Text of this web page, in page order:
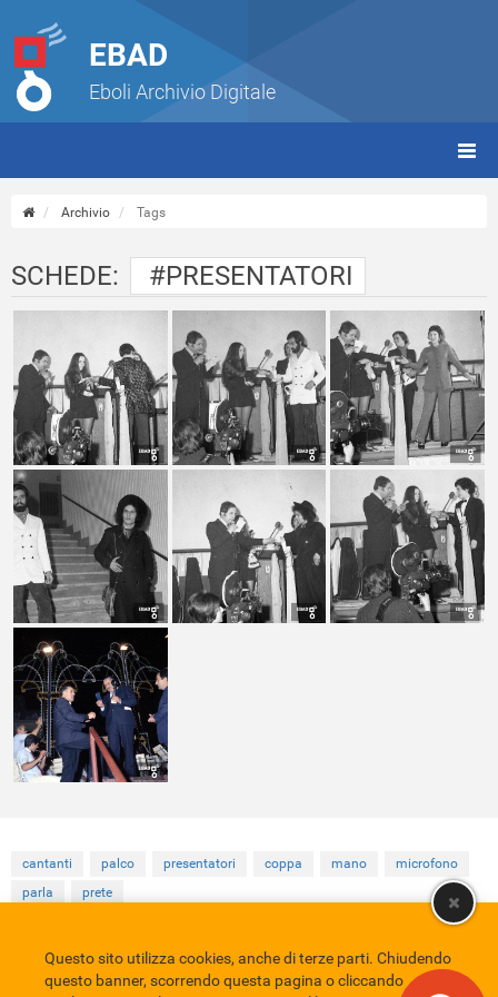
EBAD
Eboli Archivio Digitale
Archivio Tags
SCHEDE: #PRESENTATORI
cantanti palco presentatori coppa mano
microfono
parla
prete
Comune di Eboli Servizio Bibliotecario Nazionale
Privacy policy
Questo sito utilizza cookies, anche di terze parti. Chiudendo
questo banner, scorrendo questa pagina o cliccando